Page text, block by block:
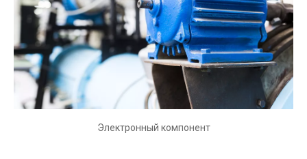
Робот, ползунок ящика, линейное движение, шаровой винт,
тяжелые слайды и так далее.
Электронный компонент